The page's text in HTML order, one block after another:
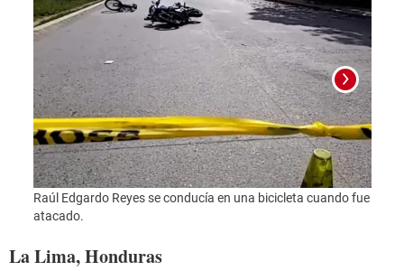
Raúl Edgardo Reyes se conducía en una bicicleta cuando fue
atacado.
Foto:
La Lima, Honduras